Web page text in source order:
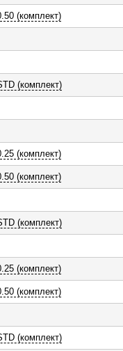
(комплект)
(комплект)
(комплект)
(комплект)
(комплект)
(комплект)
(комплект)
(комплект)